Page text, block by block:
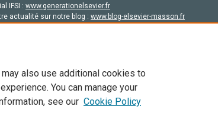
IFSI : www.generationelsevier.fr
actualité sur notre blog : www.blog-elsevier-masson.fr
de licence et ses contributeurs. Tout les droits sont réservés,
tout contenu en libre accès, les conditions de licence
also use additional cookies to
You can manage your
see our Cookie Policy